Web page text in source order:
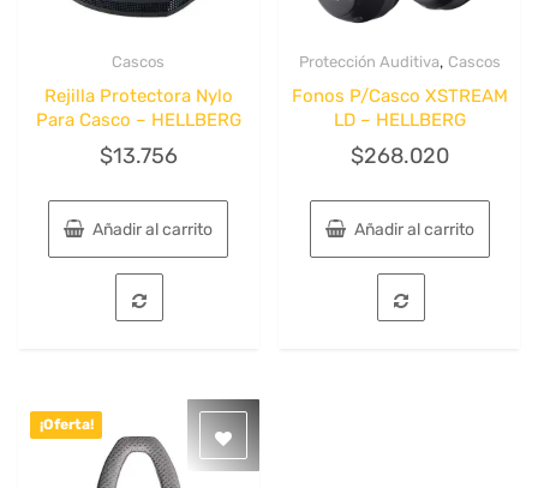
Cascos
Rejilla Protectora Nylo
Para Casco – HELLBERG
$13.756
Añadir al carrito
Protección Auditiva, Cascos
Fonos P/Casco XSTREAM
LD – HELLBERG
$268.020
Añadir al carrito
¡Oferta!